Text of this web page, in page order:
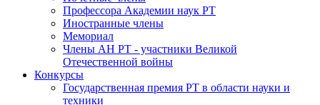
Профессора Академии наук РТ
Иностранные члены
Мемориал
Члены АН РТ - участники Великой
Отечественной войны
Конкурсы
Государственная премия РТ в области науки и
техники